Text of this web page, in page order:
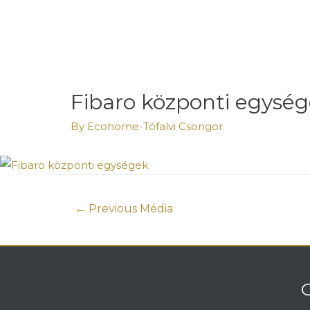
Fibaro központi
By Ecohome-Tófalvi Csongor
← Previous Média